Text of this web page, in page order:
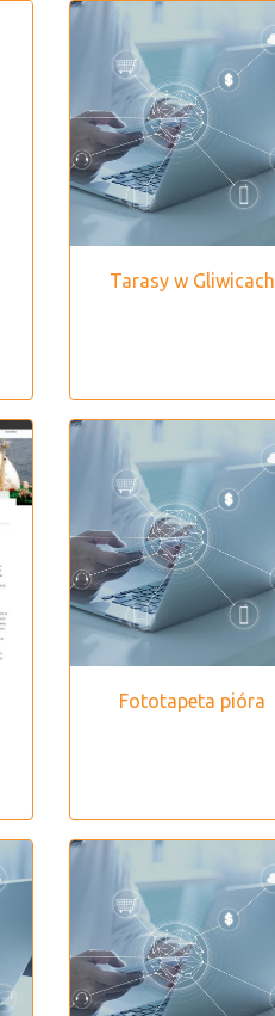
Tarasy w Gliwicach
Fototapeta pióra